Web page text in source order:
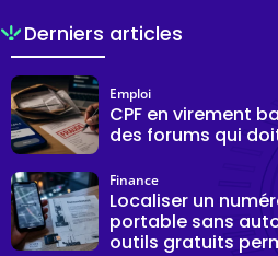
Derniers articles
CPF en virement
des forums qui
Emploi
Localiser un
portable sans
outils gratuits
Finance